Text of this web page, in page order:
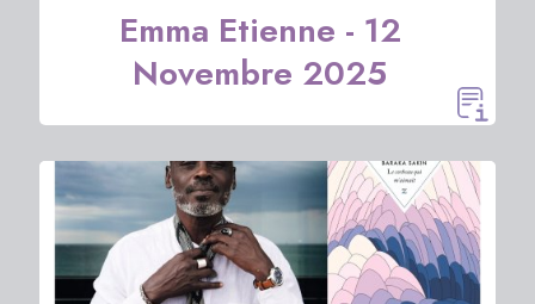
Emma Etienne - 12
Novembre 2025